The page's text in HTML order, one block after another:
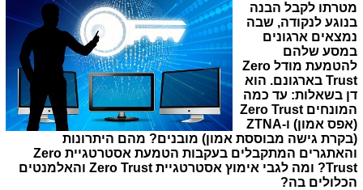
מטרתו לקבל הבנה
בנוגע לנקודה, שבה
נמצאים ארגונים
במסע שלהם
להטמעת מודל Zero
Trust בארגונם. הוא
דן בשאלות: עד כמה
המונחים Zero Trust
(אפס אמון) ו-ZTNA
(בקרת גישה מבוססת אמון) מובנים? מהם היתרונות
והאתגרים המתקבלים בעקבות הטמעת אסטרטגיית Zero
Trust? ומה לגבי אימוץ אסטרטגיית Zero Trust והאלמנטים
הכלולים בה?